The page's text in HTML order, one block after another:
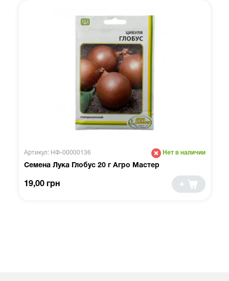
Артикул: НФ-00000136 Нет в наличии
Семена Лука Глобус 20 г Агро Мастер
19,00 грн